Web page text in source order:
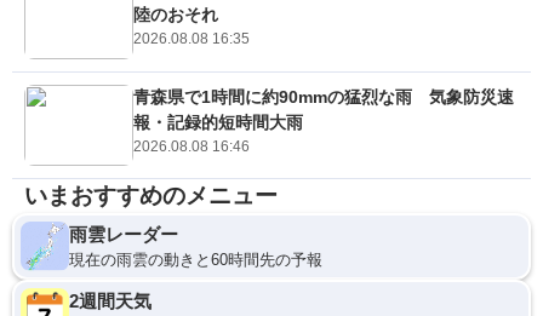
陸のおそれ
2026.08.08 16:35
青森県で1時間に約90mmの猛烈な雨 気象防災速
報・記録的短時間大雨
2026.08.08 16:46
いまおすすめのメニュー
雨雲レーダー
現在の雨雲の動きと60時間先の予報
2週間天気